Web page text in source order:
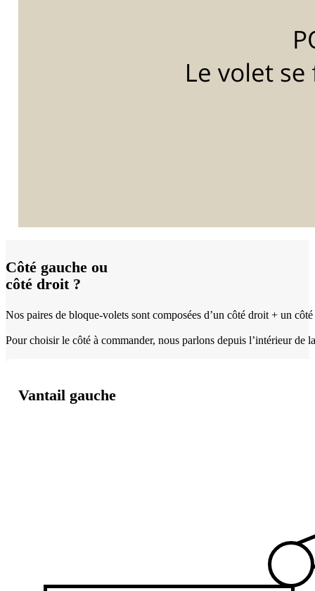
Côté gauche ou
côté droit ?
Nos paires de bloque-volets sont composées d’un côté droit + un
Pour choisir le côté à commander, nous parlons depuis l’intérieur
Vantail gauche